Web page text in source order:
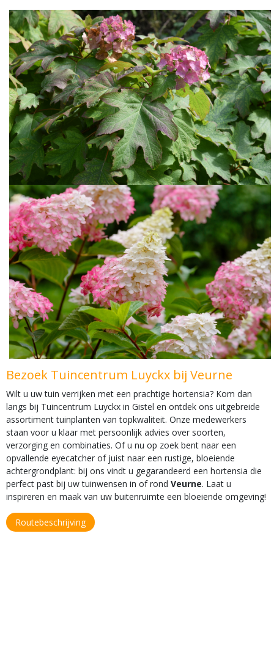
Bezoek Tuincentrum Luyckx bij Veurne
Wilt u uw tuin verrijken met een prachtige hortensia? Kom dan
langs bij Tuincentrum Luyckx in Gistel en ontdek ons uitgebreide
assortiment tuinplanten van topkwaliteit. Onze medewerkers
staan voor u klaar met persoonlijk advies over soorten,
verzorging en combinaties. Of u nu op zoek bent naar een
opvallende eyecatcher of juist naar een rustige, bloeiende
achtergrondplant: bij ons vindt u gegarandeerd een hortensia die
perfect past bij uw tuinwensen in of rond Veurne. Laat u
inspireren en maak van uw buitenruimte een bloeiende omgeving!
Routebeschrijving